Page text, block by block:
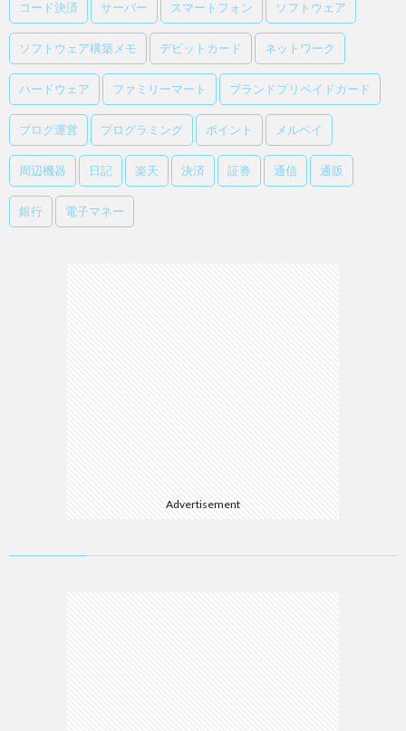
コード決済 サーバー スマートフォン ソフトウェア
ソフトウェア構築メモ デビットカード ネットワーク
ハードウェア ファミリーマート ブランドプリペイドカード
ブログ運営 プログラミング ポイント メルペイ
周辺機器 日記 楽天 決済 証券 通信 通販
銀行 電子マネー
Advertisement